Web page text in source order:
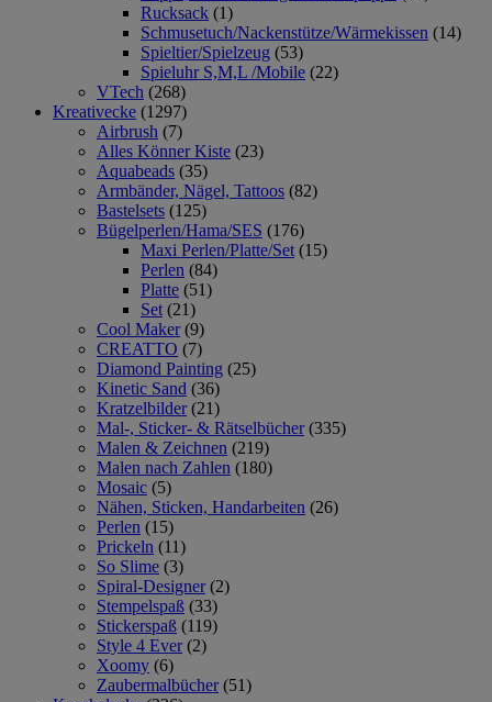
Rucksack (1)
Schmusetuch/Nackenstütze/Wärmekissen (14)
Spieltier/Spielzeug (53)
Spieluhr S,M,L /Mobile (22)
VTech (268)
Kreativecke (1297)
Airbrush (7)
Alles Könner Kiste (23)
Aquabeads (35)
Armbänder, Nägel, Tattoos (82)
Bastelsets (125)
Bügelperlen/Hama/SES (176)
Maxi Perlen/Platte/Set (15)
Perlen (84)
Platte (51)
Set (21)
Cool Maker (9)
CREATTO (7)
Diamond Painting (25)
Kinetic Sand (36)
Kratzelbilder (21)
Mal-, Sticker- & Rätselbücher (335)
Malen & Zeichnen (219)
Malen nach Zahlen (180)
Mosaic (5)
Nähen, Sticken, Handarbeiten (26)
Perlen (15)
Prickeln (11)
So Slime (3)
Spiral-Designer (2)
Stempelspaß (33)
Stickerspaß (119)
Style 4 Ever (2)
Xoomy (6)
Zaubermalbücher (51)